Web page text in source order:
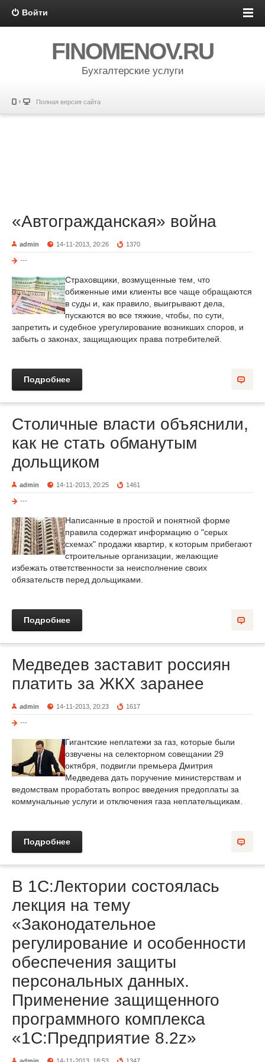
Войти
FINOMENOV.RU
Бухгалтерские услуги
Полная версия сайта
«Автогражданская» война
admin 14-11-2013, 20:26 1370
---
Страховщики, возмущенные тем, что
обиженные ими клиенты все чаще обращаются
в суды и, как правило, выигрывают дела,
пускаются во все тяжкие, чтобы, по сути,
запретить и судебное урегулирование возникших споров, и
забыть о законах, защищающих права потребителей.
Подробнее
Столичные власти объяснили,
как не стать обманутым
дольщиком
admin 14-11-2013, 20:25 1461
---
Написанные в простой и понятной форме
правила содержат информацию о "серых
схемах" продажи квартир, к которым прибегают
строительные организации, желающие
избежать ответственности за неисполнение своих
обязательств перед дольщиками.
Подробнее
Медведев заставит россиян
платить за ЖКХ заранее
admin 14-11-2013, 20:23 1617
---
Гигантские неплатежи за газ, которые были
озвучены на селекторном совещании 29
октября, подвигли премьера Дмитрия
Медведева дать поручение министерствам и
ведомствам проработать вопрос введения предоплаты за
коммунальные услуги и отключения газа неплательщикам.
Подробнее
В 1С:Лектории состоялась
лекция на тему
«Законодательное
регулирование и особенности
обеспечения защиты
персональных данных.
Применение защищенного
программного комплекса
«1С:Предприятие 8.2z»